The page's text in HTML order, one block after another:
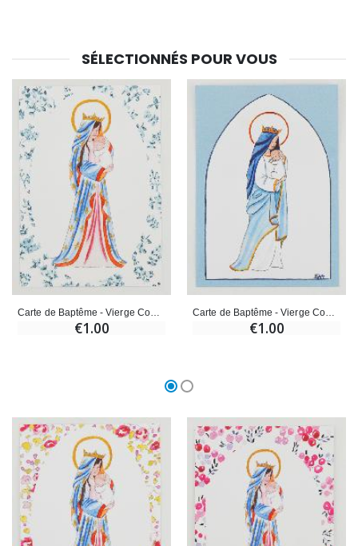
SÉLECTIONNÉS POUR VOUS
Carte de Baptême - Vierge Couronnée au Lys - Roses Bleu
€1.00
Carte de Baptême - Vierge Couronnée à l'Enfant Jésus - Bleu Ciel
€1.00